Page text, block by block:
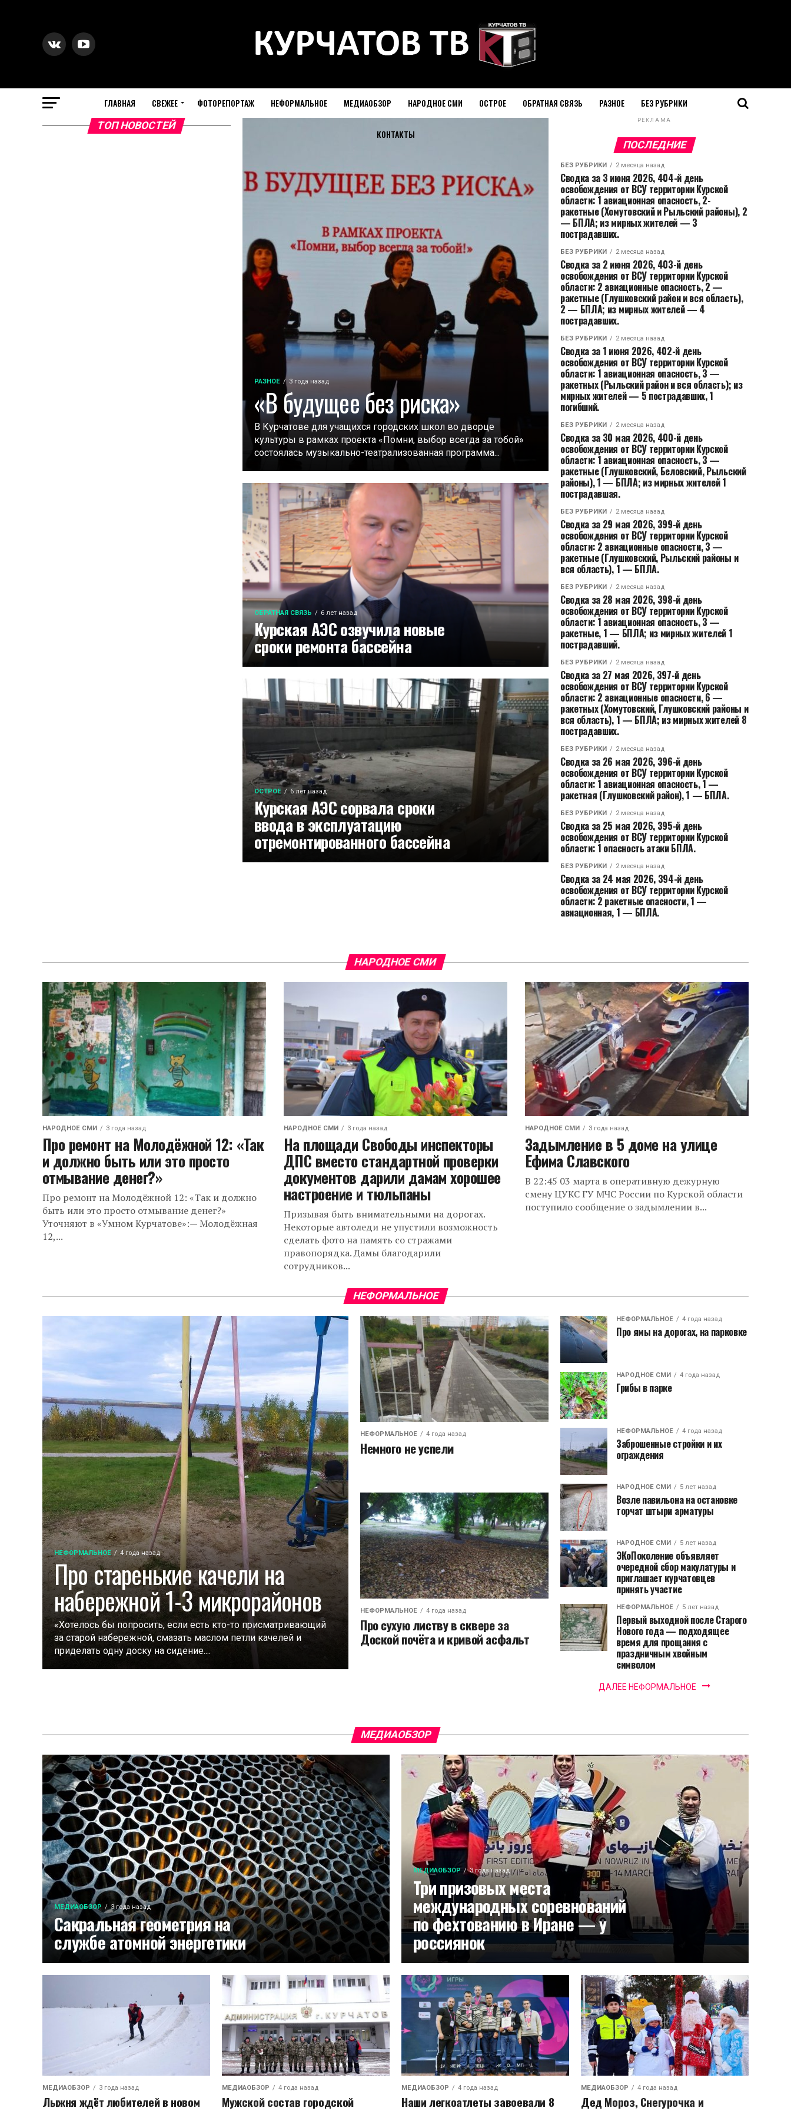
ГЛАВНАЯ СВЕЖЕЕ ФОТОРЕПОРТАЖ НЕФОРМАЛЬНОЕ МЕДИАОБЗОР НАРОДНОЕ СМИ ОСТРОЕ ОБРАТНАЯ СВЯЗЬ РАЗНОЕ БЕЗ РУБРИКИ
КОНТАКТЫ
РАЗНОЕ 3 года назад
«В будущее без риска»
В Курчатове для учащихся городских школ во дворце
культуры в рамках проекта «Помни, выбор всегда за тобой»
состоялась музыкально-театрализованная программа...
ОБРАТНАЯ СВЯЗЬ 6 лет назад
Курская АЭС озвучила новые
сроки ремонта бассейна
ОСТРОЕ 6 лет назад
Курская АЭС сорвала сроки
ввода в эксплуатацию
отремонтированного бассейна
ТОП НОВОСТЕЙ РЕКЛАМА
ПОСЛЕДНИЕ
БЕЗ РУБРИКИ 2 месяца назад
Сводка за 3 июня 2026, 404-й день
освобождения от ВСУ территории Курской
области: 1 авиационная опасность, 2-
ракетные (Хомутовский и Рыльский районы), 2
— БПЛА; из мирных жителей — 3
пострадавших.
БЕЗ РУБРИКИ 2 месяца назад
Сводка за 2 июня 2026, 403-й день
освобождения от ВСУ территории Курской
области: 2 авиационные опасность, 2 —
ракетные (Глушковский район и вся область),
2 — БПЛА; из мирных жителей — 4
пострадавших.
БЕЗ РУБРИКИ 2 месяца назад
Сводка за 1 июня 2026, 402-й день
освобождения от ВСУ территории Курской
области: 1 авиационная опасность, 3 —
ракетных (Рыльский район и вся область); из
мирных жителей — 5 пострадавших, 1
погибший.
БЕЗ РУБРИКИ 2 месяца назад
Сводка за 30 мая 2026, 400-й день
освобождения от ВСУ территории Курской
области: 1 авиационная опасность, 3 —
ракетные (Глушковский, Беловский, Рыльский
районы), 1 — БПЛА; из мирных жителей 1
пострадавшая.
БЕЗ РУБРИКИ 2 месяца назад
Сводка за 29 мая 2026, 399-й день
освобождения от ВСУ территории Курской
области: 2 авиационные опасности, 3 —
ракетные (Глушковский, Рыльский районы и
вся область), 1 — БПЛА.
БЕЗ РУБРИКИ 2 месяца назад
Сводка за 28 мая 2026, 398-й день
освобождения от ВСУ территории Курской
области: 1 авиационная опасность, 3 —
ракетные, 1 — БПЛА; из мирных жителей 1
пострадавший.
БЕЗ РУБРИКИ 2 месяца назад
Сводка за 27 мая 2026, 397-й день
освобождения от ВСУ территории Курской
области: 2 авиационные опасности, 6 —
ракетных (Хомутовский, Глушковский районы и
вся область), 1 — БПЛА; из мирных жителей 8
пострадавших.
БЕЗ РУБРИКИ 2 месяца назад
Сводка за 26 мая 2026, 396-й день
освобождения от ВСУ территории Курской
области: 1 авиационная опасность, 1 —
ракетная (Глушковский район), 1 — БПЛА.
БЕЗ РУБРИКИ 2 месяца назад
Сводка за 25 мая 2026, 395-й день
освобождения от ВСУ территории Курской
области: 1 опасность атаки БПЛА.
БЕЗ РУБРИКИ 2 месяца назад
Сводка за 24 мая 2026, 394-й день
освобождения от ВСУ территории Курской
области: 2 ракетные опасности, 1 —
авиационная, 1 — БПЛА.
НАРОДНОЕ СМИ
НАРОДНОЕ СМИ 3 года назад
Про ремонт на Молодёжной 12: «Так
и должно быть или это просто
отмывание денег?»
Про ремонт на Молодёжной 12: «Так и должно
быть или это просто отмывание денег?»
Уточняют в «Умном Курчатове»:— Молодёжная
12,...
НАРОДНОЕ СМИ 3 года назад
На площади Свободы инспекторы
ДПС вместо стандартной проверки
документов дарили дамам хорошее
настроение и тюльпаны
Призывая быть внимательными на дорогах.
Некоторые автоледи не упустили возможность
сделать фото на память со стражами
правопорядка. Дамы благодарили
сотрудников...
НАРОДНОЕ СМИ 3 года назад
Задымление в 5 доме на улице
Ефима Славского
В 22:45 03 марта в оперативную дежурную
смену ЦУКС ГУ МЧС России по Курской области
поступило сообщение о задымлении в...
НЕФОРМАЛЬНОЕ
НЕФОРМАЛЬНОЕ 4 года назад
Про старенькие качели на
набережной 1-3 микрорайонов
«Хотелось бы попросить, если есть кто-то присматривающий
за старой набережной, смазать маслом петли качелей и
приделать одну доску на сидение....
НЕФОРМАЛЬНОЕ 4 года назад
Немного не успели
НЕФОРМАЛЬНОЕ 4 года назад
Про сухую листву в сквере за
Доской почëта и кривой асфальт
НЕФОРМАЛЬНОЕ 4 года назад
Про ямы на дорогах, на парковке
НАРОДНОЕ СМИ 4 года назад
Грибы в парке
НЕФОРМАЛЬНОЕ 4 года назад
Заброшенные стройки и их
ограждения
НАРОДНОЕ СМИ 5 лет назад
Возле павильона на остановке
торчат штыри арматуры
НАРОДНОЕ СМИ 5 лет назад
ЭКоПоколение объявляет
очередной сбор макулатуры и
приглашает курчатовцев
принять участие
НЕФОРМАЛЬНОЕ 5 лет назад
Первый выходной после Старого
Нового года — подходящее
время для прощания с
праздничным хвойным
символом
ДАЛЕЕ НЕФОРМАЛЬНОЕ
МЕДИАОБЗОР
МЕДИАОБЗОР 3 года назад
Сакральная геометрия на
службе атомной энергетики
МЕДИАОБЗОР 3 года назад
Три призовых места
международных соревнований
по фехтованию в Иране — у
россиянок
МЕДИАОБЗОР 3 года назад
Лыжня ждëт любителей в новом
МЕДИАОБЗОР 4 года назад
Мужской состав городской
МЕДИАОБЗОР 4 года назад
Наши легкоатлеты завоевали 8
МЕДИАОБЗОР 4 года назад
Дед Мороз, Снегурочка и